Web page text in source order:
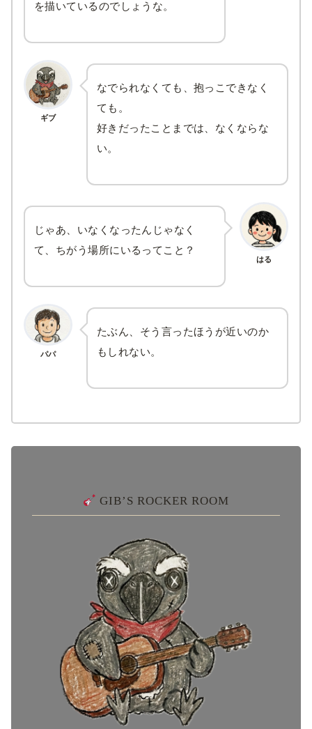
を描いているのでしょうな。
ギブ
なでられなくても、抱っこできなく
ても。
好きだったことまでは、なくならな
い。
はる
じゃあ、いなくなったんじゃなく
て、ちがう場所にいるってこと？
パパ
たぶん、そう言ったほうが近いのか
もしれない。
GIB’S ROCKER ROOM